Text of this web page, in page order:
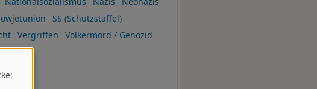
SS (Schutzstaffel)
Vergriffen
Völkermord / Genozid